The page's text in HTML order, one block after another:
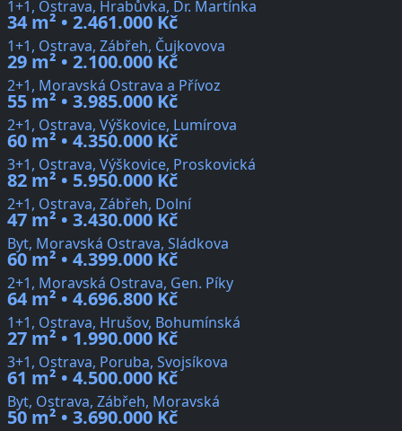
1+1, Ostrava, Hrabůvka, Dr. Martínka
34 m² • 2.461.000 Kč
1+1, Ostrava, Zábřeh, Čujkovova
29 m² • 2.100.000 Kč
2+1, Moravská Ostrava a Přívoz
55 m² • 3.985.000 Kč
2+1, Ostrava, Výškovice, Lumírova
60 m² • 4.350.000 Kč
3+1, Ostrava, Výškovice, Proskovická
82 m² • 5.950.000 Kč
2+1, Ostrava, Zábřeh, Dolní
47 m² • 3.430.000 Kč
Byt, Moravská Ostrava, Sládkova
60 m² • 4.399.000 Kč
2+1, Moravská Ostrava, Gen. Píky
64 m² • 4.696.800 Kč
1+1, Ostrava, Hrušov, Bohumínská
27 m² • 1.990.000 Kč
3+1, Ostrava, Poruba, Svojsíkova
61 m² • 4.500.000 Kč
Byt, Ostrava, Zábřeh, Moravská
50 m² • 3.690.000 Kč